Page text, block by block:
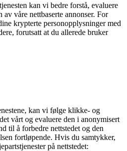
kan vi bedre forstå, evaluere
våre nettbaserte annonser. For
krypterte personopplysninger med
forutsatt at du allerede bruker
kan vi følge klikke- og
vårt og evaluere den i anonymisert
til å forbedre nettstedet og den
fortløpende. Hvis du samtykker,
på nettstedet: